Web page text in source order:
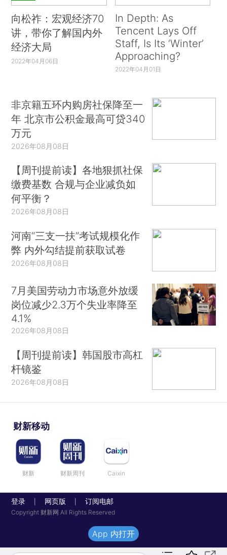
向松祚：宏观经济70
讲，带你了解国内外
经济大局
2022年04月06日
In Depth: As
Tencent Lays Off
Staff, Is Its ‘Winter’
Approaching?
2022年04月01日
非京籍五环内购房社保降至一
年 北京市公积金最高可贷340
万元
2026年08月08日
【周刊提前读】各地狠抓社保
缴费基数 合规与企业减负如
何平衡？
2026年08月08日
河南“三支一扶”考试规模化作
弊 内外勾结提前获取试卷
2026年08月08日
7月美国劳动力市场意外放缓
岗位减少2.3万个失业率降至
4.1%
2026年08月08日
【周刊提前读】韩国股市高杠
杆镜鉴
2026年08月08日
财新移动
财新 财新周刊 Caixin
登录 网页版 订阅电邮
Copyright 财新网 All Rights Reserved
App 内打开